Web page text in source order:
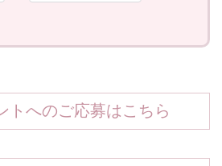
トへのご応募はこちら